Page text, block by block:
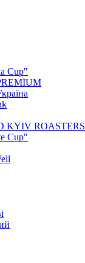
Cup"
KYIV ROASTERS
Cup"